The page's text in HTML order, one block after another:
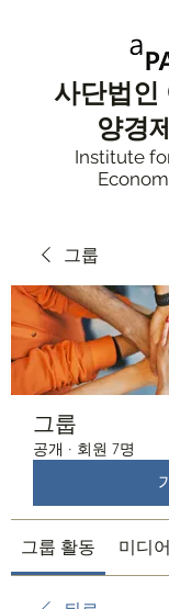
사단법인
양경
Institute
그룹
그룹
공개 · 회원 7명
그룹 활동 미디어